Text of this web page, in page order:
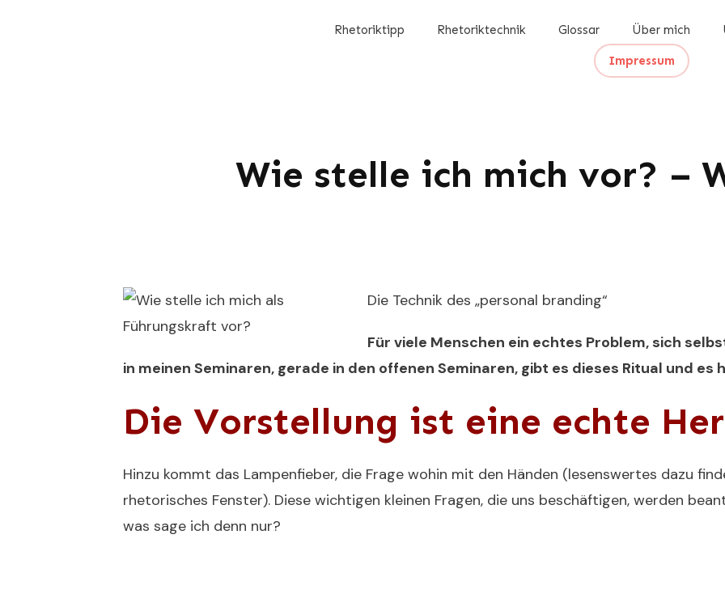
Rhetoriktipp Rhetoriktechnik Glossar Über mich
Impressum
Wie stelle ich mich vor? –
Die Technik des „personal branding“
Für viele Menschen ein echtes Problem, sich
in meinen Seminaren, gerade in den offenen Seminaren, gibt es dieses Ritual und es
Die Vorstellung ist eine echte
Hinzu kommt das Lampenfieber, die Frage wohin mit den Händen (lesenswertes dazu
rhetorisches Fenster). Diese wichtigen kleinen Fragen, die uns beschäftigen, werden
was sage ich denn nur?